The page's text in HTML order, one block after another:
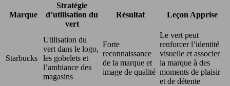
Marque
Stratégie
d’utilisation du
vert
Résultat Leçon Apprise
Starbucks
Utilisation du
vert dans le logo,
les gobelets et
l’ambiance des
magasins
Forte
reconnaissance
de la marque et
image de qualité
Le vert peut
renforcer l’identité
visuelle et associer
la marque à des
moments de plaisir
et de détente